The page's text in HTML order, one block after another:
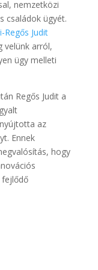
nemzetközi
családok ügyét.
Regős Judit
velünk arról,
ügy melleti
Regős Judit a
az
Ennek
hogy
fejlődő